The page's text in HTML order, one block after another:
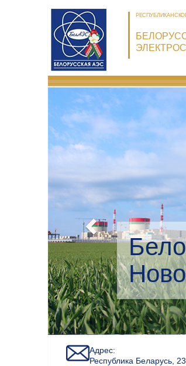
Адрес:
Республика Беларусь,